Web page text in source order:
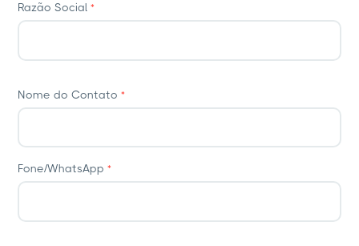
Razão Social*
Nome do Contato*
Fone/WhatsApp*